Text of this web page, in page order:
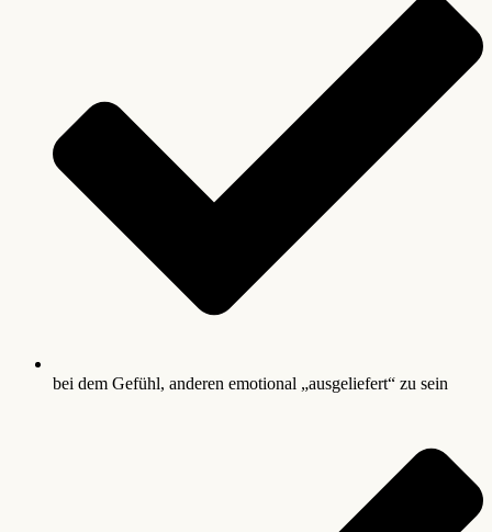
bei dem Gefühl, anderen emotional „ausgeliefert“ zu sein